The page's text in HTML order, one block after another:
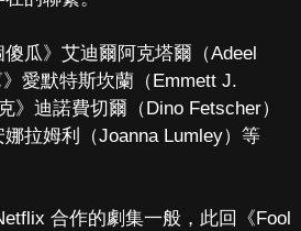
瓜》艾迪爾阿克塔爾（Adeel
愛默特斯坎蘭（Emmett J.
》迪諾費切爾（Dino Fetscher）
拉姆利（Joanna Lumley）等
合作的劇集一般，此回《Fool